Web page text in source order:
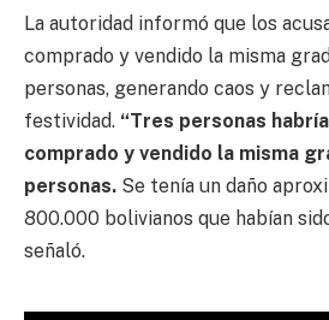
La autoridad informó que los
comprado y vendido la misma
personas, generando caos y
festividad. “Tres personas
comprado y vendido la misma
personas. Se tenía un daño
800.000 bolivianos que habían
señaló.